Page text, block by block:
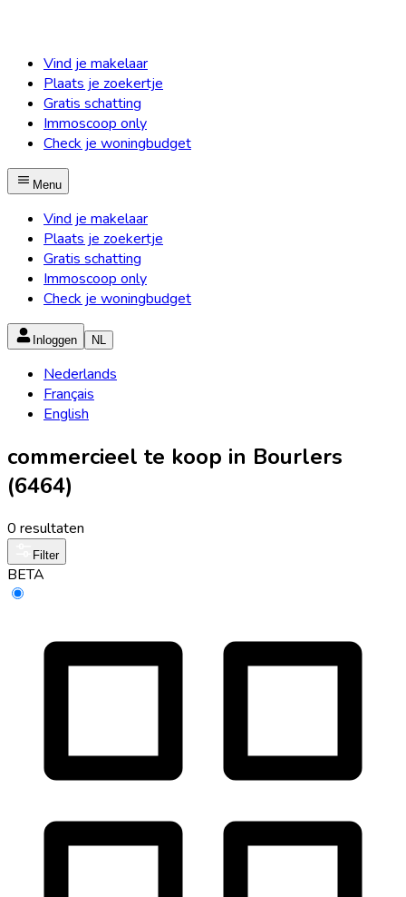
Vind je makelaar
Plaats je zoekertje
Gratis schatting
Immoscoop only
Check je woningbudget
Menu
Vind je makelaar
Plaats je zoekertje
Gratis schatting
Immoscoop only
Check je woningbudget
Inloggen NL
Nederlands
Français
English
commercieel te koop in Bourlers
(6464)
0 resultaten
Filter
BETA